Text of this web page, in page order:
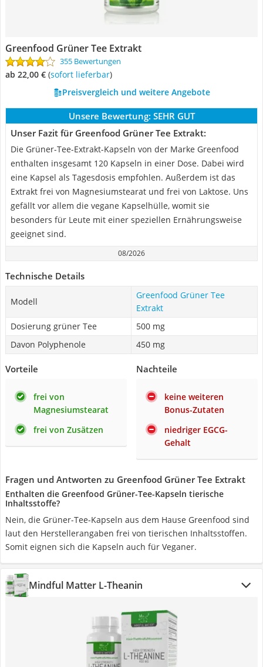
Greenfood Grüner Tee Extrakt
355 Bewertungen
ab 22,00 € ( Sofort lieferbar)
Preisvergleich und weitere Angebote
Unsere Bewertung: SEHR GUT
Unser Fazit für Greenfood Grüner Tee Extrakt:
Die Grüner-Tee-Extrakt-Kapseln von der Marke Greenfood
enthalten insgesamt 120 Kapseln in einer Dose. Dabei wird
eine Kapsel als Tagesdosis empfohlen. Außerdem ist das
Extrakt frei von Magnesiumstearat und frei von Laktose. Uns
gefällt vor allem die vegane Kapselhülle, womit sie
besonders für Leute mit einer speziellen Ernährungsweise
geeignet sind.
08/2026
Technische Details
Modell
Greenfood Grüner Tee
Extrakt
Dosierung grüner Tee
500 mg
Davon Polyphenole
450 mg
Vorteile
frei von
Magnesiumstearat
frei von Zusätzen
Nachteile
keine weiteren
Bonus-Zutaten
niedriger EGCG-
Gehalt
Fragen und Antworten zu Greenfood Grüner Tee Extrakt
Enthalten die Greenfood Grüner-Tee-Kapseln tierische
Inhaltsstoffe?
Nein, die Grüner-Tee-Kapseln aus dem Hause Greenfood sind
laut den Herstellerangaben frei von tierischen Inhaltsstoffen.
Somit eignen sich die Kapseln auch für Veganer.
Mindful Matter L-Theanin